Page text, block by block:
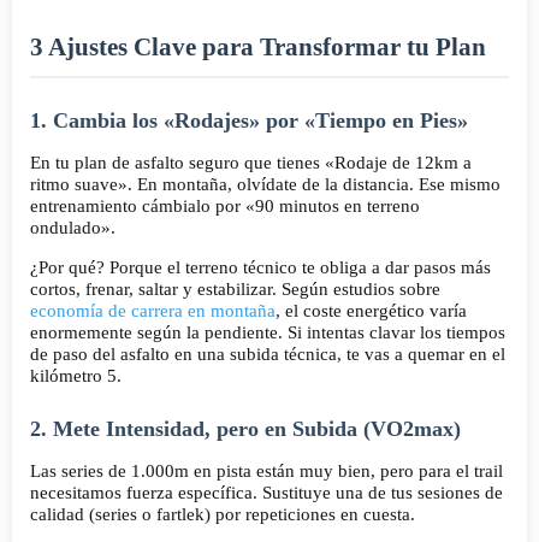
3 Ajustes Clave para Transformar tu Plan
1. Cambia los «Rodajes» por «Tiempo en Pies»
En tu plan de asfalto seguro que tienes «Rodaje de 12km a
ritmo suave». En montaña, olvídate de la distancia. Ese mismo
entrenamiento cámbialo por «90 minutos en terreno
ondulado».
¿Por qué? Porque el terreno técnico te obliga a dar pasos más
cortos, frenar, saltar y estabilizar. Según estudios sobre
economía de carrera en montaña, el coste energético varía
enormemente según la pendiente. Si intentas clavar los tiempos
de paso del asfalto en una subida técnica, te vas a quemar en el
kilómetro 5.
2. Mete Intensidad, pero en Subida (VO2max)
Las series de 1.000m en pista están muy bien, pero para el trail
necesitamos fuerza específica. Sustituye una de tus sesiones de
calidad (series o fartlek) por repeticiones en cuesta.